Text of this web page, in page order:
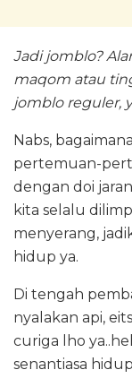
Jadi jomblo?
maqom atau
jomblo reguler,
Nabs,
pertemuan-
dengan doi
kita selalu
menyerang,
hidup ya.
Di tengah
nyalakan api,
curiga lho
senantiasa